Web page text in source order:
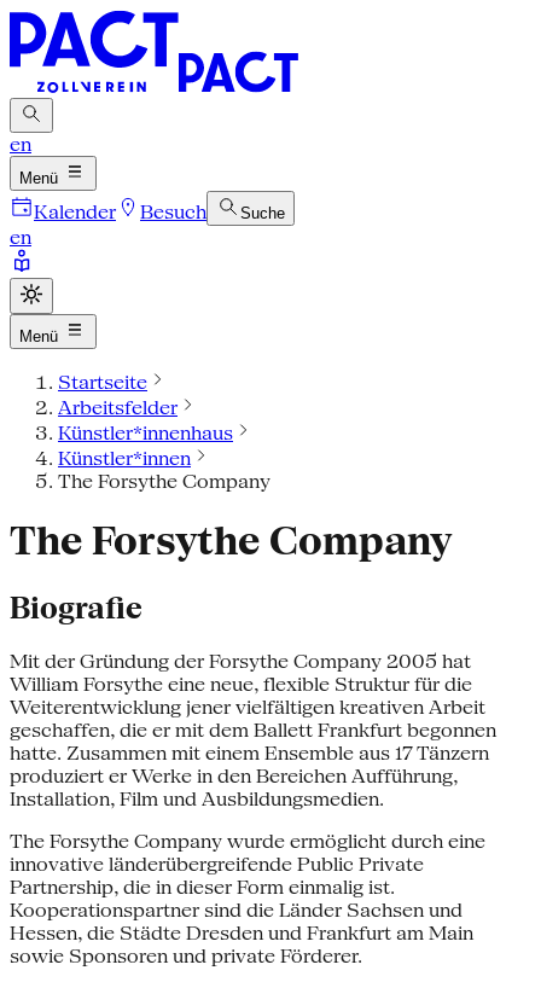
en
Menü
Kalender Besuch Suche
en
Menü
Startseite
Arbeitsfelder
Künstler*innenhaus
Künstler*innen
The Forsythe Company
The Forsythe Company
Biografie
Mit der Gründung der Forsythe Company 2005 hat
William Forsythe eine neue, flexible Struktur für die
Weiterentwicklung jener vielfältigen kreativen Arbeit
geschaffen, die er mit dem Ballett Frankfurt begonnen
hatte. Zusammen mit einem Ensemble aus 17 Tänzern
produziert er Werke in den Bereichen Aufführung,
Installation, Film und Ausbildungsmedien.
The Forsythe Company wurde ermöglicht durch eine
innovative länderübergreifende Public Private
Partnership, die in dieser Form einmalig ist.
Kooperationspartner sind die Länder Sachsen und
Hessen, die Städte Dresden und Frankfurt am Main
sowie Sponsoren und private Förderer.